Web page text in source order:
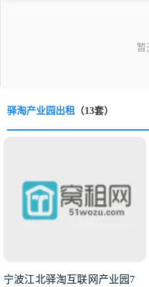
驿淘产业园出租 （13套）
宁波江北驿淘互联网产业园7